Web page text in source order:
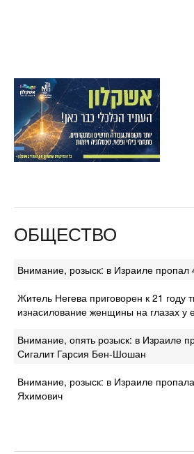
ОБЩЕСТВО
Внимание, розыск: в Израиле пропал
Житель Негева приговорен к 21 году
изнасилование женщины на глазах у
Внимание, опять розыск: в Израиле
Сигалит Гарсия Бен-Шошан
Внимание, розыск: в Израиле
Яхимович